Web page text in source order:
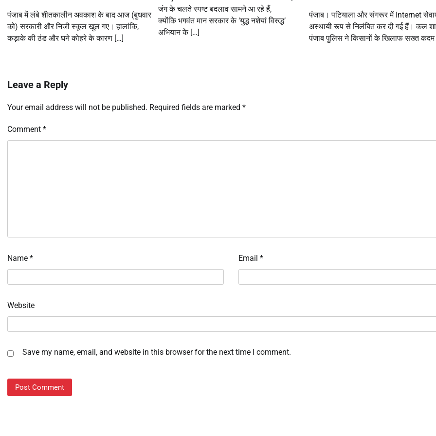
पंजाब में लंबे शीतकालीन अवकाश के बाद आज (बुधवार
को) सरकारी और निजी स्कूल खुल गए। हालांकि,
कड़ाके की ठंड और घने कोहरे के कारण […]
जंग के चलते स्पष्ट बदलाव सामने आ रहे हैं,
क्योंकि भगवंत मान सरकार के ‘युद्ध नशेयां विरुद्ध’
अभियान के […]
पंजाब। पटियाला और संगरूर में Internet
अस्थायी रूप से निलंबित कर दी गई हैं। कल
पंजाब पुलिस ने किसानों के खिलाफ सख्त
Leave a Reply
Your email address will not be published. Required fields are marked *
Comment *
Name * Email *
Website
Save my name, email, and website in this browser for the next time I comment.